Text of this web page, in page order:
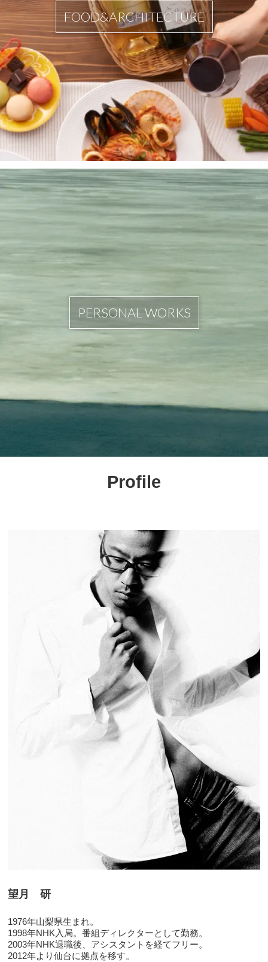
FOOD&ARCHITECTURE
PERSONAL WORKS
Profile
望月 研
1976年山梨県生まれ。
1998年NHK入局。番組ディレクターとして勤務。
2003年NHK退職後、アシスタントを経てフリー。
2012年より仙台に拠点を移す。